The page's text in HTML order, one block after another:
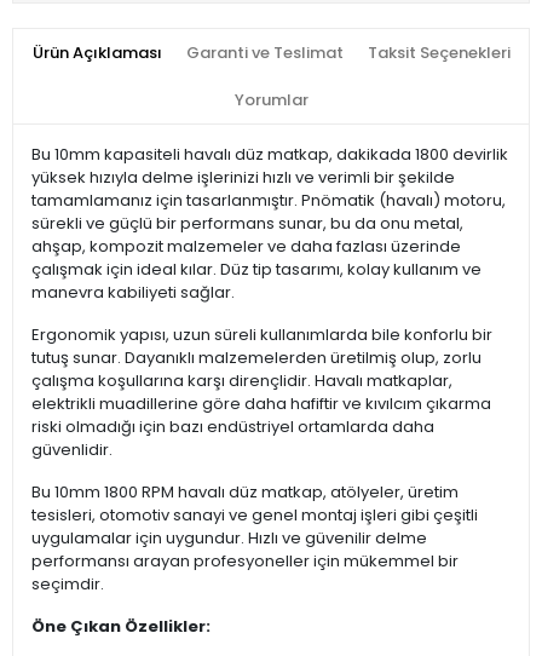
Ürün Açıklaması Garanti ve Teslimat Taksit Seçenekleri
Yorumlar
Bu 10mm kapasiteli havalı düz matkap, dakikada 1800 devirlik
yüksek hızıyla delme işlerinizi hızlı ve verimli bir şekilde
tamamlamanız için tasarlanmıştır. Pnömatik (havalı) motoru,
sürekli ve güçlü bir performans sunar, bu da onu metal,
ahşap, kompozit malzemeler ve daha fazlası üzerinde
çalışmak için ideal kılar. Düz tip tasarımı, kolay kullanım ve
manevra kabiliyeti sağlar.
Ergonomik yapısı, uzun süreli kullanımlarda bile konforlu bir
tutuş sunar. Dayanıklı malzemelerden üretilmiş olup, zorlu
çalışma koşullarına karşı dirençlidir. Havalı matkaplar,
elektrikli muadillerine göre daha hafiftir ve kıvılcım çıkarma
riski olmadığı için bazı endüstriyel ortamlarda daha
güvenlidir.
Bu 10mm 1800 RPM havalı düz matkap, atölyeler, üretim
tesisleri, otomotiv sanayi ve genel montaj işleri gibi çeşitli
uygulamalar için uygundur. Hızlı ve güvenilir delme
performansı arayan profesyoneller için mükemmel bir
seçimdir.
Öne Çıkan Özellikler: